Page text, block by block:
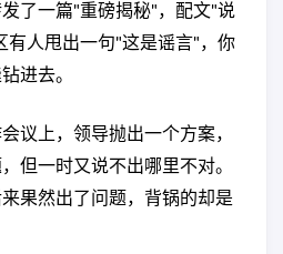
了一篇"重磅揭秘"，配文"说
有人甩出一句"这是谣言"，你
进去。
议上，领导抛出一个方案，
但一时又说不出哪里不对。
果然出了问题，背锅的却是